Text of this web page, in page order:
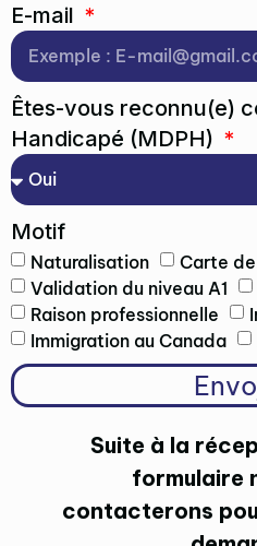
E-mail
Êtes-vous reconnu(e)
Handicapé (MDPH)
Motif
Naturalisation
Carte
Validation du niveau A1
Raison professionnelle
Immigration au Canada
Suite à la
formulaire
contacterons